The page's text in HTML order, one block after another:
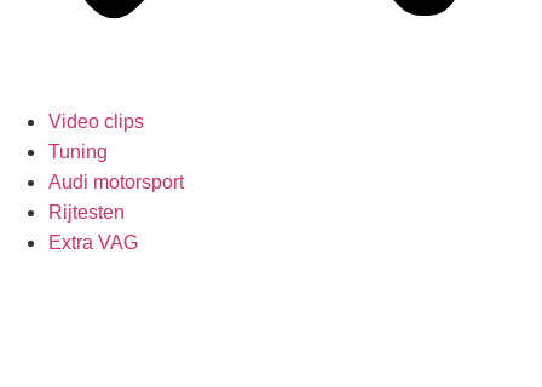
Video clips
Tuning
Audi motorsport
Rijtesten
Extra VAG